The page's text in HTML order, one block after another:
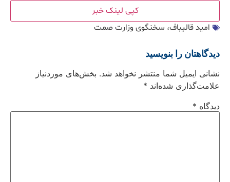
کپی لینک خبر
امید قالیباف، سخنگوی وزارت صمت
دیدگاهتان را بنویسید
نشانی ایمیل شما منتشر نخواهد شد. بخش‌های موردنیاز
علامت‌گذاری شده‌اند *
دیدگاه *